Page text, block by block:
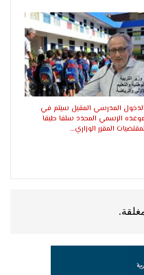
الدخول المدرسي المقبل سیتم في
موعده الرسمي المحدد سلفا طبقا
لمقتضیات المقرر الوزاري…